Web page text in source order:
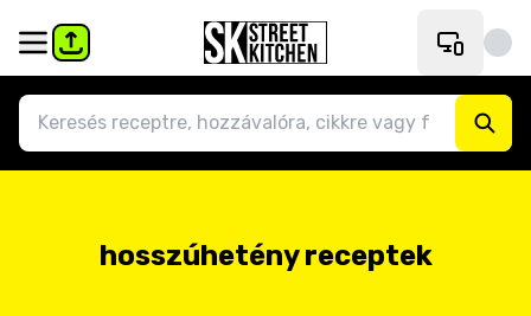
hosszúhetény receptek